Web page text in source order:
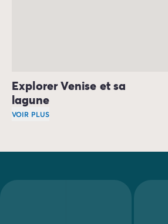
Explorer Venise et sa
lagune
VOIR PLUS
Sivotre camping en Vénétiese